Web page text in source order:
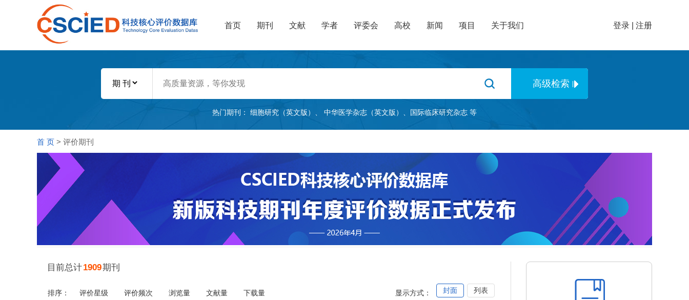
首页 期刊 文献 学者 评委会 高校 新闻 项目 关于我们 登录 注册
热门期刊： 细胞研究（英文版） 中华医学杂志（英文版） 国际临床研究杂志 等
首 页 > 评价期刊
目前总计1909期刊
排序： 评价星级 评价频次 浏览量 文献量 下载量 显示方式： 封面 列表